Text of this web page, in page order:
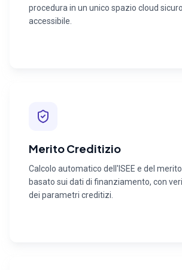
procedura in un unico spazio cloud
accessibile.
Merito Creditizio
Calcolo automatico dell'ISEE e del
basato sui dati di finanziamento, con
dei parametri creditizi.